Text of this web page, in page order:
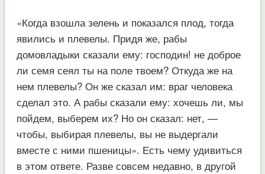
«Когда взошла зелень и показался плод, тогда
явились и плевелы. Придя же, рабы
домовладыки сказали ему: господин! не доброе
ли семя сеял ты на поле твоем? Откуда же на
нем плевелы? Он же сказал им: враг человека
сделал это. А рабы сказали ему: хочешь ли, мы
пойдем, выберем их? Но он сказал: нет, —
чтобы, выбирая плевелы, вы не выдергали
вместе с ними пшеницы». Есть чему удивиться
в этом ответе. Разве совсем недавно, в другой